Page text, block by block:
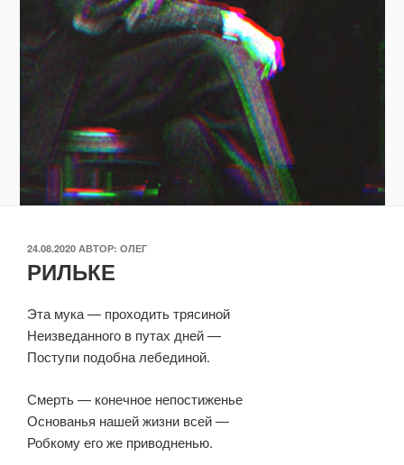
ОПУБЛИКОВАНО
24.08.2020 АВТОР: ОЛЕГ
РИЛЬКЕ
Эта мука — проходить трясиной
Неизведанного в путах дней —
Поступи подобна лебединой.
Смерть — конечное непостиженье
Основанья нашей жизни всей —
Робкому его же приводненью.